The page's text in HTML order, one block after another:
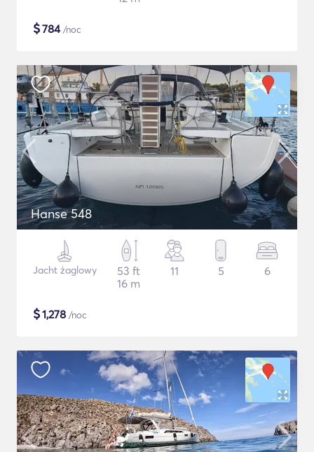
$784/noc
Hanse 548
Jacht żaglowy
53 ft
16 m
11 5 6
$1,278 /noc